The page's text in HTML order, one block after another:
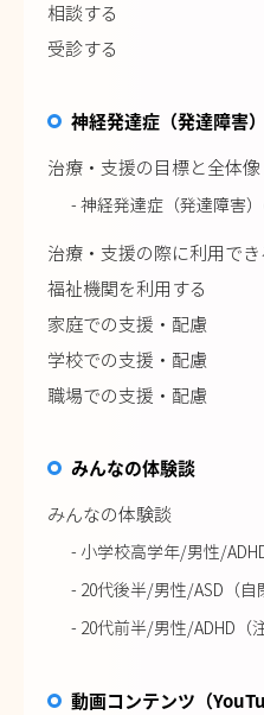
相談する
受診する
神経発達症（発達障害
治療・支援の目標と全体像
- 神経発達症（発達障害）
治療・支援の際に利用で
福祉機関を利用する
家庭での支援・配慮
学校での支援・配慮
職場での支援・配慮
みんなの体験談
みんなの体験談
- 小学校高学年/男性/
- 20代後半/男性/ASD（自
- 20代前半/男性/ADHD（
動画コンテンツ（